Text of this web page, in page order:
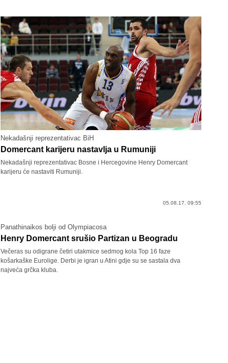
Nekadašnji reprezentativac BiH
Domercant karijeru nastavlja u Rumuniji
Nekadašnji reprezentativac Bosne i Hercegovine Henry Domercant
karijeru će nastaviti Rumuniji.
05.08.17. 09:55
Panathinaikos bolji od Olympiacosa
Henry Domercant srušio Partizan u Beogradu
Večeras su odigrane četiri utakmice sedmog kola Top 16 faze
košarkaške Eurolige. Derbi je igran u Atini gdje su se sastala dva
najveća grčka kluba.